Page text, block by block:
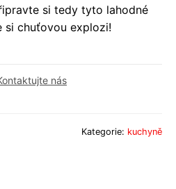
si tedy tyto lahodné
si chuťovou explozi!
nás
Kategorie: kuchyně